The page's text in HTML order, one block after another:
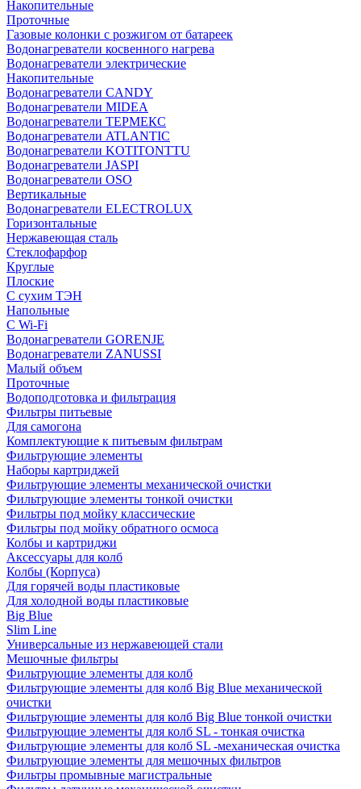
Накопительные
Проточные
Газовые колонки с розжигом от батареек
Водонагреватели косвенного нагрева
Водонагреватели электрические
Накопительные
Водонагреватели CANDY
Водонагреватели MIDEA
Водонагреватели ТЕРМЕКС
Водонагреватели ATLANTIC
Водонагреватели KOTITONTTU
Водонагреватели JASPI
Водонагреватели OSO
Вертикальные
Водонагреватели ELECTROLUX
Горизонтальные
Нержавеющая сталь
Стеклофарфор
Круглые
Плоские
С сухим ТЭН
Напольные
С Wi-Fi
Водонагреватели GORENJE
Водонагреватели ZANUSSI
Малый объем
Проточные
Водоподготовка и фильтрация
Фильтры питьевые
Для самогона
Комплектующие к питьевым фильтрам
Фильтрующие элементы
Наборы картриджей
Фильтрующие элементы механической очистки
Фильтрующие элементы тонкой очистки
Фильтры под мойку классические
Фильтры под мойку обратного осмоса
Колбы и картриджи
Аксессуары для колб
Колбы (Корпуса)
Для горячей воды пластиковые
Для холодной воды пластиковые
Big Blue
Slim Line
Универсальные из нержавеющей стали
Мешочные фильтры
Фильтрующие элементы для колб
Фильтрующие элементы для колб Big Blue механической
очистки
Фильтрующие элементы для колб Big Blue тонкой очистки
Фильтрующие элементы для колб SL - тонкая очистка
Фильтрующие элементы для колб SL -механическая очистка
Фильтрующие элементы для мешочных фильтров
Фильтры промывные магистральные